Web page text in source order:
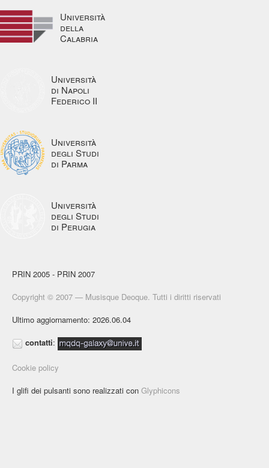
Università
della
Calabria
Università
di Napoli
Federico II
Università
degli Studi
di Parma
Università
degli Studi
di Perugia
PRIN 2005 - PRIN 2007
Copyright © 2007 — Musisque Deoque. Tutti i diritti riservati
Ultimo aggiornamento: 2026.06.04
contatti:
Cookie policy
I glifi dei pulsanti sono realizzati con Glyphicons